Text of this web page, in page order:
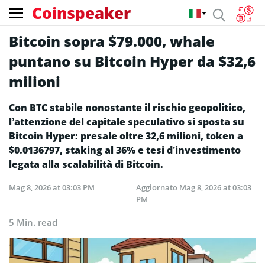
Coinspeaker
Bitcoin sopra $79.000, whale
puntano su Bitcoin Hyper da $32,6
milioni
Con BTC stabile nonostante il rischio geopolitico,
l’attenzione del capitale speculativo si sposta su
Bitcoin Hyper: presale oltre 32,6 milioni, token a
$0.0136797, staking al 36% e tesi d’investimento
legata alla scalabilità di Bitcoin.
Mag 8, 2026 at 03:03 PM Aggiornato Mag 8, 2026 at 03:03
PM
5 Min. read